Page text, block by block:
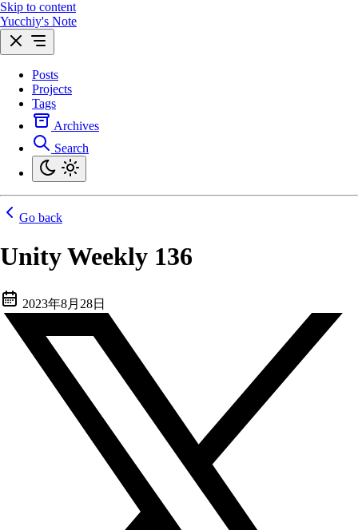
Skip to content
Yucchiy's Note
Posts
Projects
Tags
Archives
Search
Go back
Unity Weekly 136
2023年8月28日